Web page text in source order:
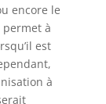
encore le
permet à
est
à